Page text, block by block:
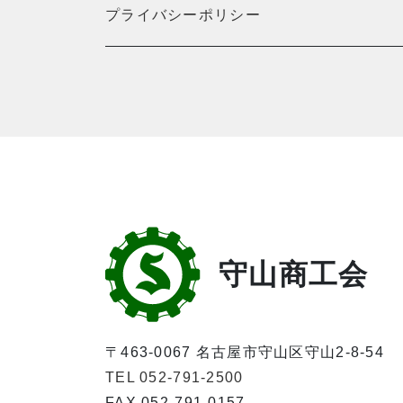
プライバシーポリシー
守山商工会
〒463-0067 名古屋市守山区守山2-8-54
TEL 052-791-2500